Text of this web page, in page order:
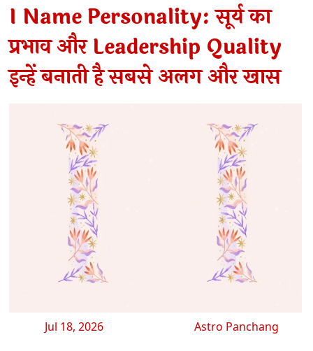
I Name Personality: सूर्य का
प्रभाव और Leadership Quality
इन्हें बनाती है सबसे अलग और खास
Jul 18, 2026 Astro Panchang